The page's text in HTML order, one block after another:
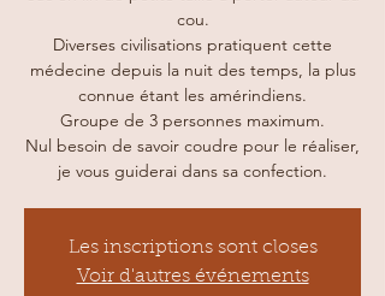
cou.
Diverses civilisations pratiquent cette
médecine depuis la nuit des temps, la plus
connue étant les amérindiens.
Groupe de 3 personnes maximum.
Nul besoin de savoir coudre pour le réaliser,
je vous guiderai dans sa confection.
Les inscriptions sont closes
Voir d'autres événements